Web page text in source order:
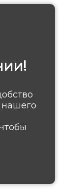
нашего